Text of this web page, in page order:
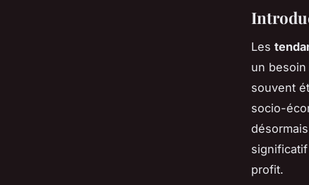
Les
un
souvent
socio-
profit.